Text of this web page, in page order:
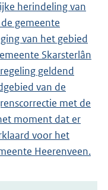
herindeling van
gemeente
van het gebied
Skarsterlân
geldend
van de
met de
moment dat er
voor het
Heerenveen.